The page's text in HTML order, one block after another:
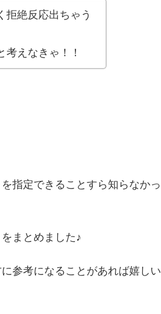
拒絶反応出ちゃう
えなきゃ！！
指定できることすら知らなかっ
まとめました♪
参考になることがあれば嬉しい